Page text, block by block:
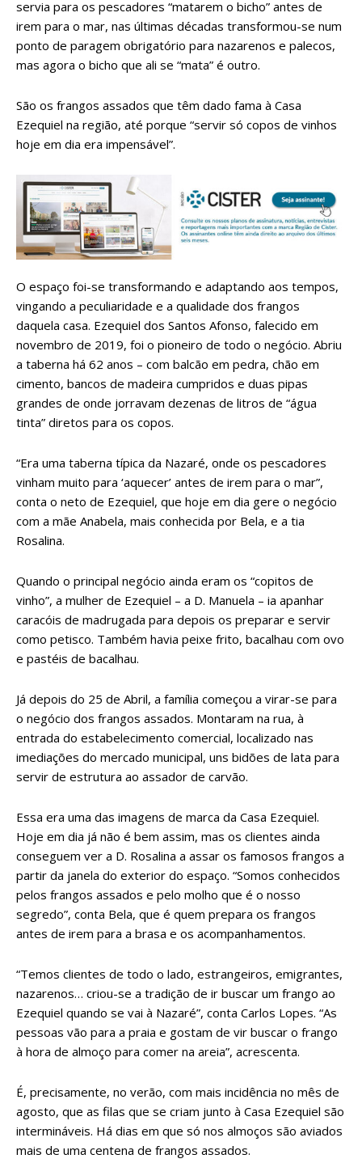
servia para os pescadores “matarem o bicho” antes de
irem para o mar, nas últimas décadas transformou-se num
ponto de paragem obrigatório para nazarenos e palecos,
mas agora o bicho que ali se “mata” é outro.
São os frangos assados que têm dado fama à Casa
Ezequiel na região, até porque “servir só copos de vinhos
hoje em dia era impensável”.
O espaço foi-se transformando e adaptando aos tempos,
vingando a peculiaridade e a qualidade dos frangos
daquela casa. Ezequiel dos Santos Afonso, falecido em
novembro de 2019, foi o pioneiro de todo o negócio. Abriu
a taberna há 62 anos – com balcão em pedra, chão em
cimento, bancos de madeira cumpridos e duas pipas
grandes de onde jorravam dezenas de litros de “água
tinta” diretos para os copos.
“Era uma taberna típica da Nazaré, onde os pescadores
vinham muito para ‘aquecer’ antes de irem para o mar”,
conta o neto de Ezequiel, que hoje em dia gere o negócio
com a mãe Anabela, mais conhecida por Bela, e a tia
Rosalina.
Quando o principal negócio ainda eram os “copitos de
vinho”, a mulher de Ezequiel – a D. Manuela – ia apanhar
caracóis de madrugada para depois os preparar e servir
como petisco. Também havia peixe frito, bacalhau com ovo
e pastéis de bacalhau.
Já depois do 25 de Abril, a família começou a virar-se para
o negócio dos frangos assados. Montaram na rua, à
entrada do estabelecimento comercial, localizado nas
imediações do mercado municipal, uns bidões de lata para
servir de estrutura ao assador de carvão.
Essa era uma das imagens de marca da Casa Ezequiel.
Hoje em dia já não é bem assim, mas os clientes ainda
conseguem ver a D. Rosalina a assar os famosos frangos a
partir da janela do exterior do espaço. “Somos conhecidos
pelos frangos assados e pelo molho que é o nosso
segredo”, conta Bela, que é quem prepara os frangos
antes de irem para a brasa e os acompanhamentos.
“Temos clientes de todo o lado, estrangeiros, emigrantes,
nazarenos… criou-se a tradição de ir buscar um frango ao
Ezequiel quando se vai à Nazaré”, conta Carlos Lopes. “As
pessoas vão para a praia e gostam de vir buscar o frango
à hora de almoço para comer na areia”, acrescenta.
É, precisamente, no verão, com mais incidência no mês de
agosto, que as filas que se criam junto à Casa Ezequiel são
intermináveis. Há dias em que só nos almoços são aviados
mais de uma centena de frangos assados.